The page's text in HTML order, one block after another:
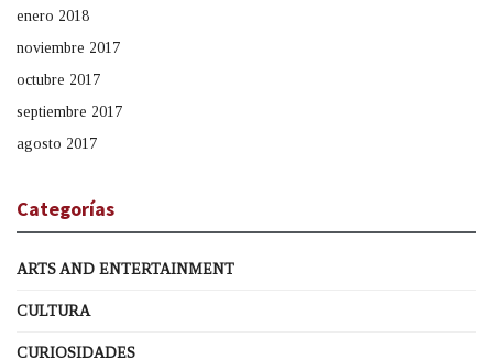
enero 2018
noviembre 2017
octubre 2017
septiembre 2017
agosto 2017
Categorías
ARTS AND ENTERTAINMENT
CULTURA
CURIOSIDADES